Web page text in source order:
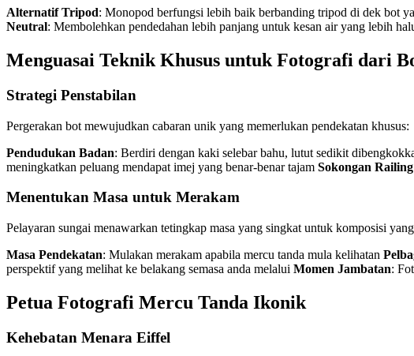
Alternatif Tripod: Monopod berfungsi lebih baik berbanding tripod di dek bot
Neutral: Membolehkan pendedahan lebih panjang untuk kesan air yang lebih
Menguasai Teknik Khusus untuk Fotografi dari
Strategi Penstabilan
Pergerakan bot mewujudkan cabaran unik yang memerlukan pendekatan khusus:
Pendudukan Badan: Berdiri dengan kaki selebar bahu, lutut sedikit
meningkatkan peluang mendapat imej yang benar-benar tajam Sokongan Railing
Menentukan Masa untuk Merakam
Pelayaran sungai menawarkan tetingkap masa yang singkat untuk komposisi
Masa Pendekatan: Mulakan merakam apabila mercu tanda mula kelihatan
perspektif yang melihat ke belakang semasa anda melalui Momen Jambatan:
Petua Fotografi Mercu Tanda Ikonik
Kehebatan Menara Eiffel